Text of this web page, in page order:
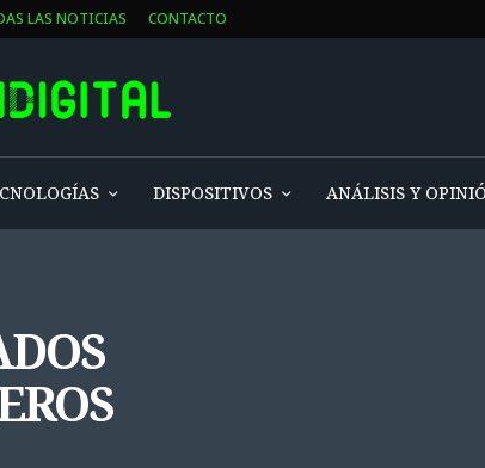
LAS NOTICIAS CONTACTO
DISPOSITIVOS ANÁLISIS Y